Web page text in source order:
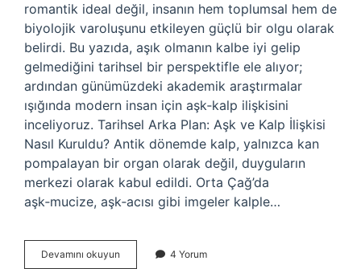
romantik ideal değil, insanın hem toplumsal hem de
biyolojik varoluşunu etkileyen güçlü bir olgu olarak
belirdi. Bu yazıda, aşık olmanın kalbe iyi gelip
gelmediğini tarihsel bir perspektifle ele alıyor;
ardından günümüzdeki akademik araştırmalar
ışığında modern insan için aşk‑kalp ilişkisini
inceliyoruz. Tarihsel Arka Plan: Aşk ve Kalp İlişkisi
Nasıl Kuruldu? Antik dönemde kalp, yalnızca kan
pompalayan bir organ olarak değil, duyguların
merkezi olarak kabul edildi. Orta Çağ’da
aşk‑mucize, aşk‑acısı gibi imgeler kalple…
Devamını okuyun 4 Yorum